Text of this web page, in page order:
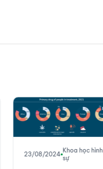
23/08/2024
Khoa học hình
sự